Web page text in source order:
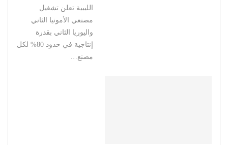
الليبية تعلن تشغيل
مصنعي الأمونيا الثاني
واليوريا الثاني بقدرة
إنتاجية في حدود 80% لكل
مصنع…